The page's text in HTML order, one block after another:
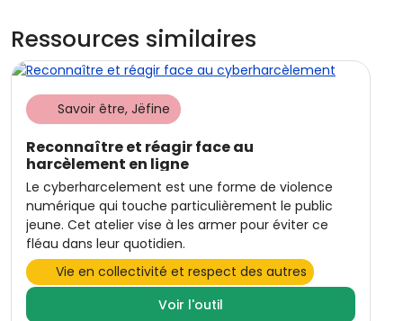
Ressources similaires
Savoir être, Jëfine
Vie en collectivité et respect des autres
Reconnaître et réagir face au
harcèlement en ligne
Le cyberharcelement est une forme de violence
numérique qui touche particulièrement le public
jeune. Cet atelier vise à les armer pour éviter ce
fléau dans leur quotidien.
Voir l'outil